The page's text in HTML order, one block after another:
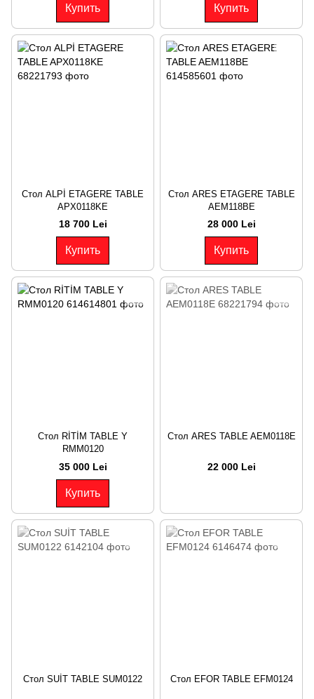
Купить Купить
Стол ALPİ ETAGERE TABLE
APX0118KE
18 700 Lei
Купить
Стол ARES ETAGERE TABLE
AEM118BE
28 000 Lei
Купить
Стол RİTİM TABLE Y
RMM0120
35 000 Lei
Купить
Стол ARES TABLE AEM0118E
22 000 Lei
Стол SUİT TABLE SUM0122 Стол EFOR TABLE EFM0124